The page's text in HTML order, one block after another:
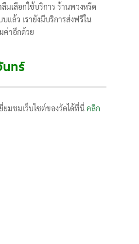
มเลือกใช้บริการ ร้านพวงหรีด
แล้ว เรายังมีบริการส่งฟรีใน
ค่าอีกด้วย
นทร์
มชมเว็บไซต์ของวัดได้ที่นี่คลิก